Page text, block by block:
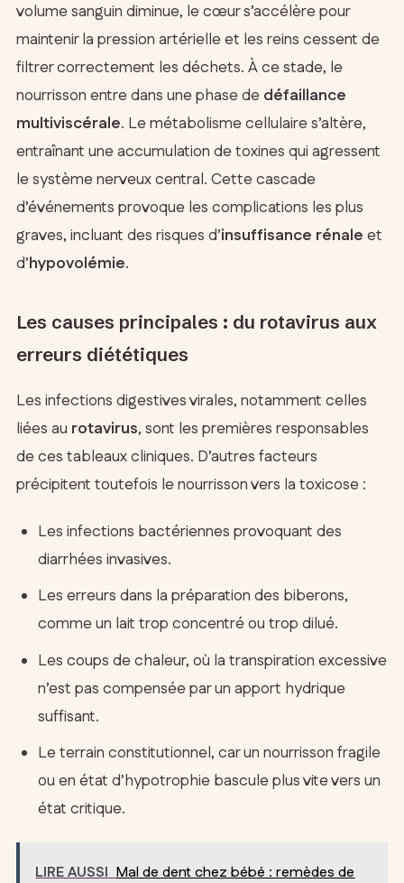
volume sanguin diminue, le cœur s’accélère pour
maintenir la pression artérielle et les reins cessent de
filtrer correctement les déchets. À ce stade, le
nourrisson entre dans une phase de défaillance
multiviscérale. Le métabolisme cellulaire s’altère,
entraînant une accumulation de toxines qui agressent
le système nerveux central. Cette cascade
d’événements provoque les complications les plus
graves, incluant des risques d’insuffisance rénale et
d’hypovolémie.
Les causes principales : du rotavirus aux
erreurs diététiques
Les infections digestives virales, notamment celles
liées au rotavirus, sont les premières responsables
de ces tableaux cliniques. D’autres facteurs
précipitent toutefois le nourrisson vers la toxicose :
Les infections bactériennes provoquant des
diarrhées invasives.
Les erreurs dans la préparation des biberons,
comme un lait trop concentré ou trop dilué.
Les coups de chaleur, où la transpiration excessive
n’est pas compensée par un apport hydrique
suffisant.
Le terrain constitutionnel, car un nourrisson fragile
ou en état d’hypotrophie bascule plus vite vers un
état critique.
LIRE AUSSI Mal de dent chez bébé : remèdes de